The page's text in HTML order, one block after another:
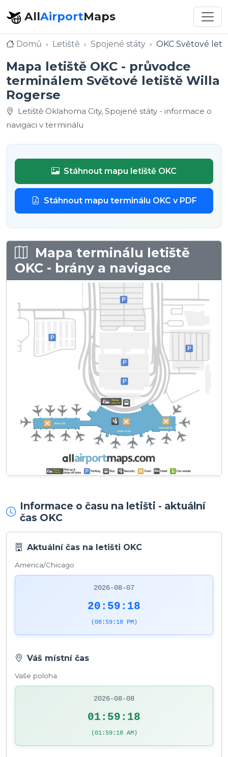
AllAirportMaps
Domů Letiště Spojené státy OKC Světové
Mapa letiště OKC - průvodce
terminálem Světové letiště Willa
Rogerse
Letiště Oklahoma City, Spojené státy - informace o
navigaci v terminálu
Stáhnout mapu letiště OKC
Stáhnout mapu terminálu OKC v PDF
Mapa terminálu letiště
OKC - brány a navigace
Informace o času na letišti - aktuální
čas OKC
Aktuální čas na letišti OKC
America/Chicago
2026-08-07
20:59:18
(08:59:18 PM)
Váš místní čas
Vaše poloha
2026-08-08
01:59:18
(01:59:18 AM)